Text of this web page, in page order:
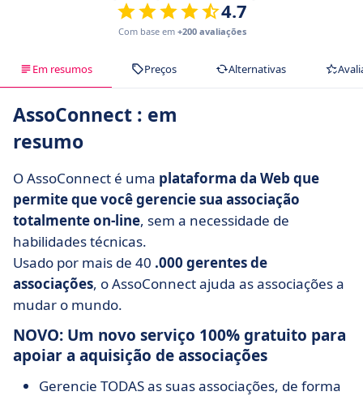
4.7
Com base em +200 avaliações
Em resumos Preços Alternativas
AssoConnect : em
resumo
O AssoConnect é uma plataforma da Web que
permite que você gerencie sua associação
totalmente on-line, sem a necessidade de
habilidades técnicas.
Usado por mais de 40 .000 gerentes de
associações, o AssoConnect ajuda as associações a
mudar o mundo.
NOVO: Um novo serviço 100% gratuito para
apoiar a aquisição de associações
Gerencie TODAS as suas associações, de forma